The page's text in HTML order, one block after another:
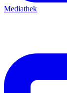
Mediathek